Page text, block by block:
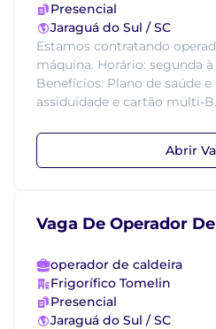
Presencial
Jaraguá do Sul / SC
Estamos contratando
máquina. Horário: segunda à
Benefícios: Plano de saúde
assiduidade e cartão multi-
Abrir
Vaga De Operador
operador de caldeira
Frigorífico Tomelin
Presencial
Jaraguá do Sul / SC